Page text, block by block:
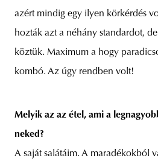
azért mindig egy ilyen körkérdés
hozták azt a néhány standardot,
köztük. Maximum a hogy
kombó. Az úgy rendben volt!
Melyik az az étel, ami a
neked?
A saját salátáim. A maradékokból